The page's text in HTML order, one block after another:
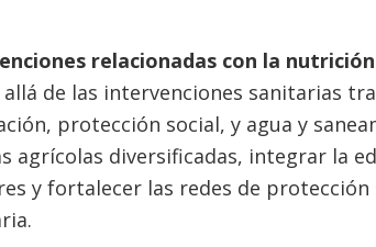
relacionadas con la
de las intervenciones sanitarias
protección social, y agua y
agrícolas diversificadas, integrar la
y fortalecer las redes de protección